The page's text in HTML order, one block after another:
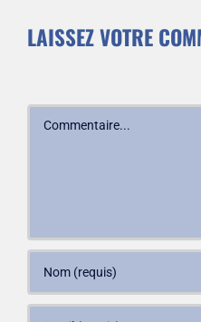
LAISSEZ VOTRE
Commentaire